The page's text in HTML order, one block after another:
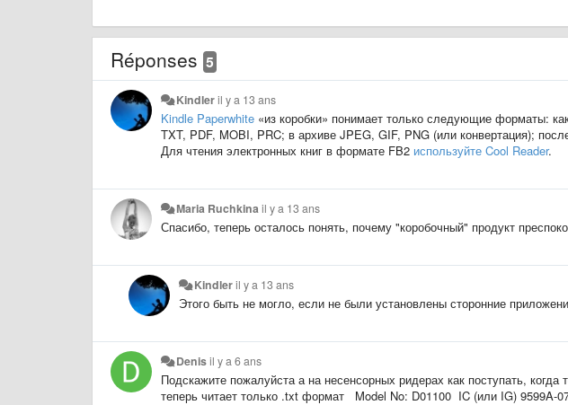
Réponses 5
Kindleril y a 13 ans
Kindle Paperwhite «из коробки» понимает только следующие форматы:
TXT, PDF, MOBI, PRC; в архиве JPEG, GIF, PNG (или конвертация);
Для чтения электронных книг в формате FB2 используйте Cool Reader.
Maria Ruchkina il y a 13 ans
Спасибо, теперь осталось понять, почему "коробочный" продукт
Kindleril y a 13 ans
Этого быть не могло, если не были установлены сторонние
Denisil y a 6 ans
Подскажите пожалуйста а на несенсорных ридерах как поступать,
теперь читает только .txt формат Model No: D01100 IC (или IG) 9599A-